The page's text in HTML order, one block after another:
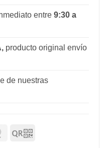
entre 9:30 a
producto original envío
de nuestras